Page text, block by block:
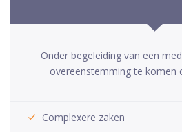
Onder begeleiding van een
overeenstemming te komen
Complexere zaken